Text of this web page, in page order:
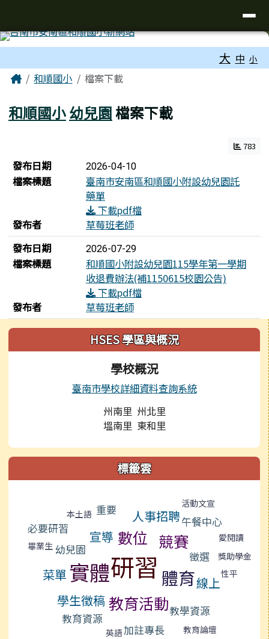
大 中 小
主內容區域
Home和順國小 檔案下載
和順國小幼兒園檔案下載
783
檔案列表
發布日期 2026-04-10
檔案標題
臺南市安南區和順國小附設幼兒園託
藥單
下載pdf檔
發布者
草莓班老師
發布日期
2026-07-29
檔案標題
和順國小附設幼兒園115學年第一學期
收退費辦法(補1150615校園公告)
下載pdf檔
發布者
草莓班老師
左邊區域內容HSES 學區與概況
學校概況
臺南市學校詳細資料查詢系統
州南里 州北里
塭南里 東和里
標籤雲
本土語 重要 人事招聘
活動文宣
必要研習 午餐中心
宣導 數位
畢業生 幼兒園 競賽 愛閱讀
實體研習 徵選 獎助學金
菜單 體育線上
性平
學生徵稿 教育活動
教育資源 教學資源
英語加註專長 教育論壇
頁尾區域